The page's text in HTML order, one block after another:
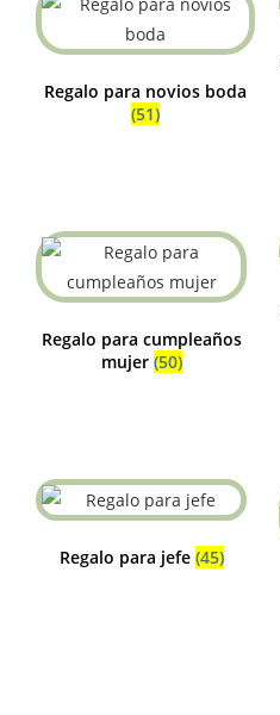
Regalo para novios boda
(51)
Regalo para cumpleaños
mujer (50)
Regalo para jefe (45)